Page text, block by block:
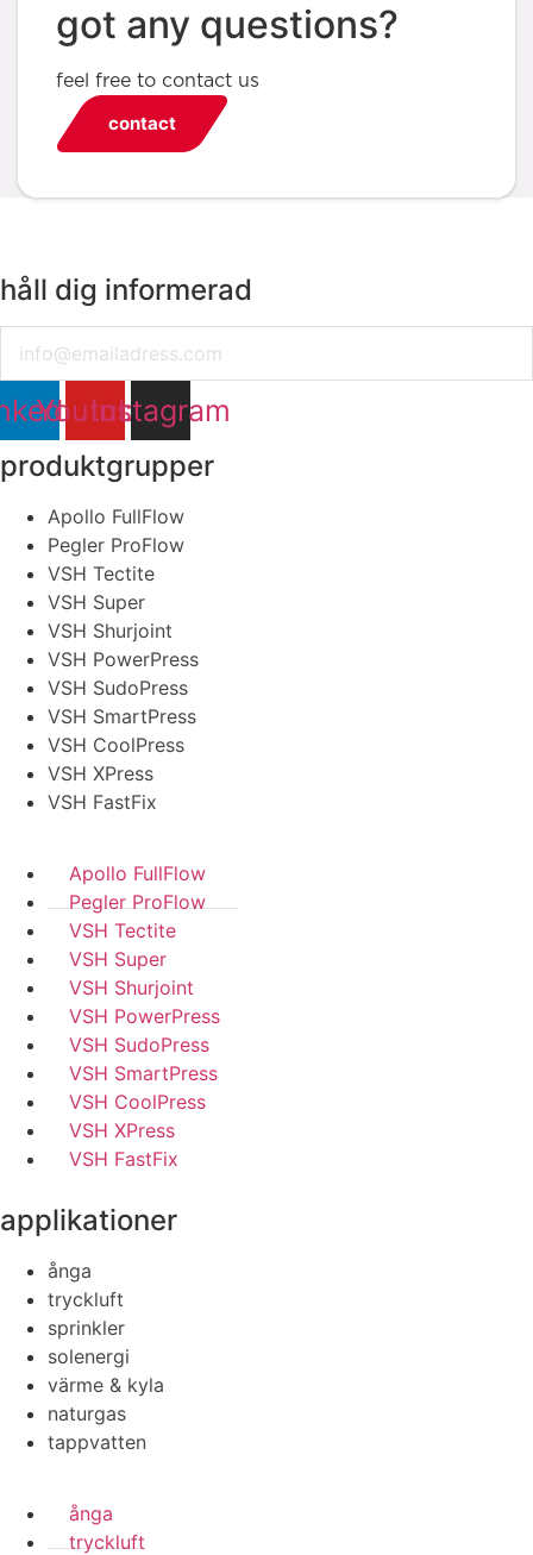
got any questions?
feel free to contact us
contact
håll dig informerad
Youtube
Instagram
produktgrupper
Apollo FullFlow
Pegler ProFlow
VSH Tectite
VSH Super
VSH Shurjoint
VSH PowerPress
VSH SudoPress
VSH SmartPress
VSH CoolPress
VSH XPress
VSH FastFix
Apollo FullFlow
Pegler ProFlow
VSH Tectite
VSH Super
VSH Shurjoint
VSH PowerPress
VSH SudoPress
VSH SmartPress
VSH CoolPress
VSH XPress
VSH FastFix
applikationer
ånga
tryckluft
sprinkler
solenergi
värme & kyla
naturgas
tappvatten
ånga
tryckluft